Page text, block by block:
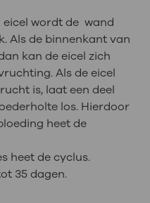
eicel wordt de wand
Als de binnenkant van
kan de eicel zich
Als de eicel
is, laat een deel
los. Hierdoor
heet de
heet de cyclus.
35 dagen.